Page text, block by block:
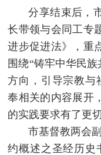
分享结束后，
长带领与会同工专
进步促进法》，重
围绕“铸牢中华民
方向，引导宗教与
奉相关的内容展开
的实践要求有了更
市基督教两会
约概述之圣经历史